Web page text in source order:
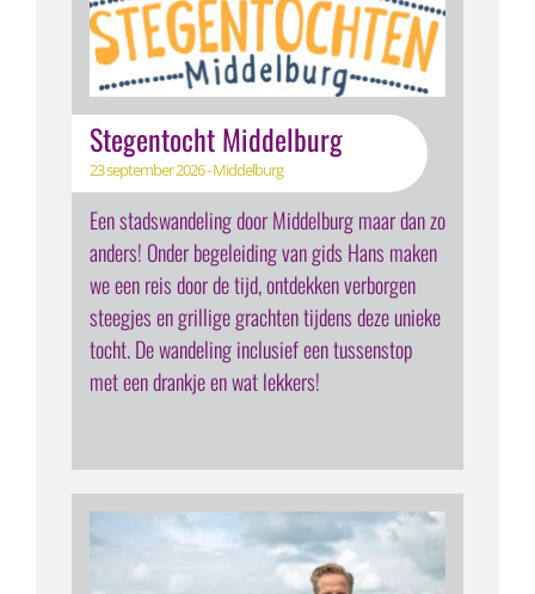
Stegentocht Middelburg
23 september 2026 - Middelburg
Een stadswandeling door Middelburg maar dan zo
anders! Onder begeleiding van gids Hans maken
we een reis door de tijd, ontdekken verborgen
steegjes en grillige grachten tijdens deze unieke
tocht. De wandeling inclusief een tussenstop
met een drankje en wat lekkers!